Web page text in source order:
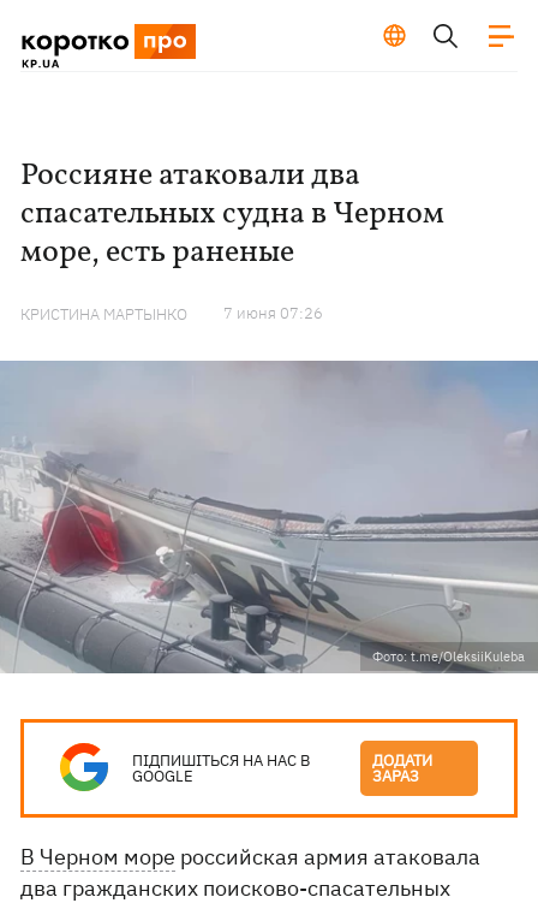
Россияне атаковали два
спасательных судна в Черном
море, есть раненые
КРИСТИНА МАРТЫНКО 7 июня 07:26
Фото: t.me/OleksiiKuleba
ПІДПИШІТЬСЯ НА НАС В
GOOGLE
ДОДАТИ
ЗАРАЗ
В Черном море российская армия атаковала
два гражданских поисково-спасательных